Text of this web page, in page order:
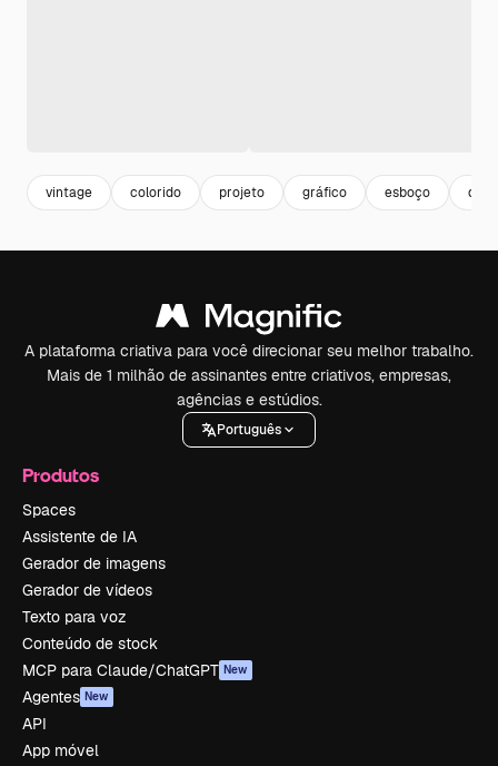
vintage colorido projeto gráfico esboço
A plataforma criativa para você direcionar seu melhor trabalho.
Mais de 1 milhão de assinantes entre criativos, empresas,
agências e estúdios.
Português
Produtos
Spaces
Assistente de IA
Gerador de imagens
Gerador de vídeos
Texto para voz
Conteúdo de stock
MCP para Claude/ChatGPT New
Agentes New
API
App móvel